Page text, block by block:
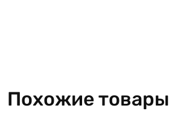
Похожие товары